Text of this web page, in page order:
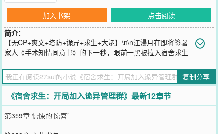
加入书架
点击阅读
简介：
【无CP+爽文+塔防+诡异+求生+大姥】\n\n江浸月在即将签署
家人《手术知情同意书》的下一秒，眼前一黑被拉入宿舍求生
游荡，时刻准备破门而入。\n\n活下去的唯一方法就是升级宿舍大
门，升级武器炮台，开门抢夺宝箱。\n\n永冻深林、幽灵诡船、规则
怪谈、欲望赌场、太平医院……\n\n江浸月手握【管理群】游走在诡
异与玩家之间，售卖消息，抢占先机，坑蒙拐骗，只为活着回去。
\n\n无CP女强爽文，欢迎入坑，绝不憋屈！\\(?ω?)\u002F
您要是觉得《宿舍求生：开局加入诡异管理群
记向您QQ群和微博微信里的朋友推荐哦！
复制分享
《宿舍求生：开局加入诡异管理群》最新12章节
第359章 惊悚的‘惊喜’